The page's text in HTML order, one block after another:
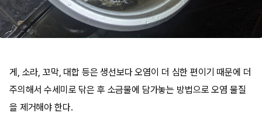
게, 소라, 꼬막, 대합 등은 생선보다 오염이 더 심한 편이기 때문에 더
주의해서 수세미로 닦은 후 소금물에 담가놓는 방법으로 오염 물질
을 제거해야 한다.